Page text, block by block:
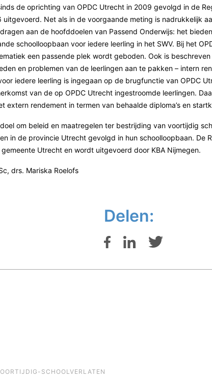
de oprichting van OPDC Utrecht in 2009 gevolgd in de
Net als in de voorgaande meting is nadrukkelijk
aan de hoofddoelen van Passend Onderwijs: het
schoolloopbaan voor iedere leerling in het SWV. Bij het
een passende plek wordt geboden. Ook is
en problemen van de leerlingen aan te pakken – intern
iedere leerling is ingegaan op de brugfunctie van OPDC
van de op OPDC Utrecht ingestroomde leerlingen.
extern rendement in termen van behaalde diploma’s en
om beleid en maatregelen ter bestrijding van voortijdig
in de provincie Utrecht gevolgd in hun schoolloopbaan. De
Utrecht en wordt uitgevoerd door KBA Nijmegen.
drs. Mariska Roelofs
Delen:
SCHOOLVERLATEN